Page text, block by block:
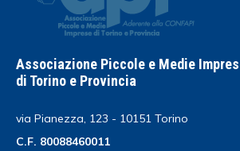
Associazione Piccole e Medie
di Torino e Provincia
via Pianezza, 123 - 10151 Torino
C.F. 80088460011